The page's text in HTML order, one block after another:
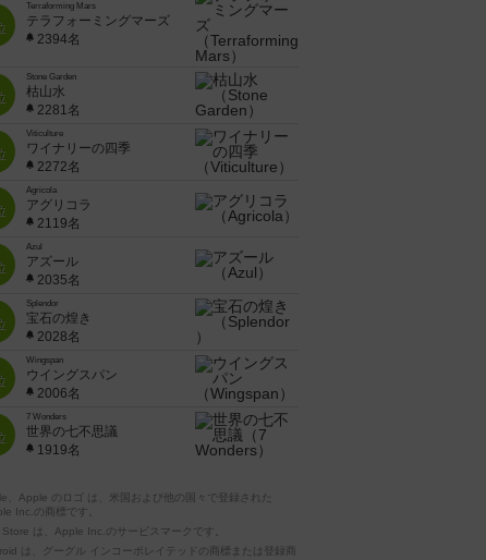
Terraforming Mars
テラフォーミングマーズ
2394名
Stone Garden
枯山水
2281名
Viticulture
ワイナリーの四季
2272名
Agricola
アグリコラ
2119名
Azul
アズール
2035名
Splendor
宝石の煌き
2028名
Wingspan
ウイングスパン
2006名
7 Wonders
世界の七不思議
1919名
、Apple のロゴ は、米国および他の国々で登録された
Inc.の商標です。
は、Apple Inc.のサービスマークです。
は、グーグル インコーポレイテッドの商標または登録商